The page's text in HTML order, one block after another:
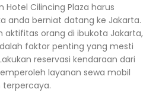
Hotel Cilincing Plaza harus
anda berniat datang ke Jakarta.
aktifitas orang di ibukota Jakarta,
faktor penting yang mesti
reservasi kendaraan dari
layanan sewa mobil
terpercaya.